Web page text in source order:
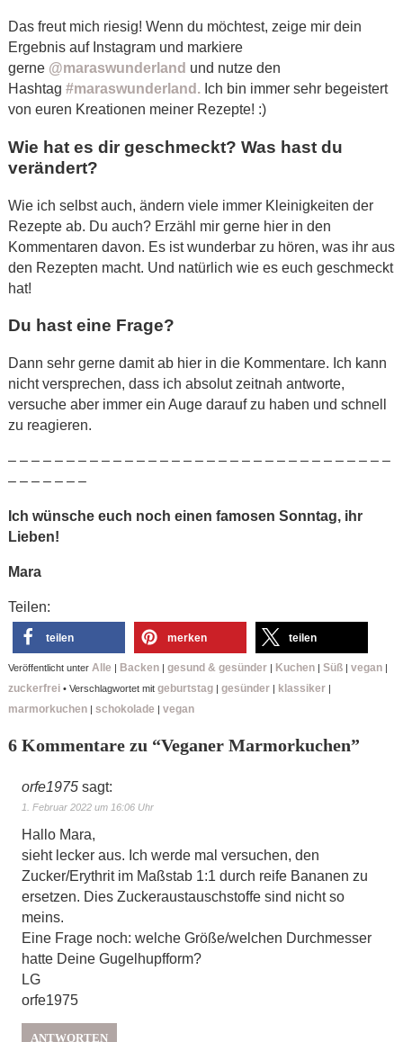
Das freut mich riesig! Wenn du möchtest, zeige mir dein
Ergebnis auf Instagram und markiere
gerne @maraswunderland und nutze den
Hashtag #maraswunderland.Ich bin immer sehr begeistert
von euren Kreationen meiner Rezepte! :)
Wie hat es dir geschmeckt? Was hast du
verändert?
Wie ich selbst auch, ändern viele immer Kleinigkeiten der
Rezepte ab. Du auch? Erzähl mir gerne hier in den
Kommentaren davon. Es ist wunderbar zu hören, was ihr aus
den Rezepten macht. Und natürlich wie es euch geschmeckt
hat!
Du hast eine Frage?
Dann sehr gerne damit ab hier in die Kommentare. Ich kann
nicht versprechen, dass ich absolut zeitnah antworte,
versuche aber immer ein Auge darauf zu haben und schnell
zu reagieren.
– – – – – – – – – – – – – – – – – – – – – – – – – – – – – – – – –
– – – – – – –
Ich wünsche euch noch einen famosen Sonntag, ihr
Lieben!
Mara
Teilen:
teilen merken teilen
Veröffentlicht unter Alle | Backen| gesund & gesünder| Kuchen| Süß| vegan|
zuckerfrei• Verschlagwortet mit geburtstag| gesünder| klassiker|
marmorkuchen| schokolade | vegan
6 Kommentare zu “Veganer Marmorkuchen”
orfe1975 sagt:
1. Februar 2022 um 16:06 Uhr
Hallo Mara,
sieht lecker aus. Ich werde mal versuchen, den
Zucker/Erythrit im Maßstab 1:1 durch reife Bananen zu
ersetzen. Dies Zuckeraustauschstoffe sind nicht so
meins.
Eine Frage noch: welche Größe/welchen Durchmesser
hatte Deine Gugelhupfform?
LG
orfe1975
ANTWORTEN